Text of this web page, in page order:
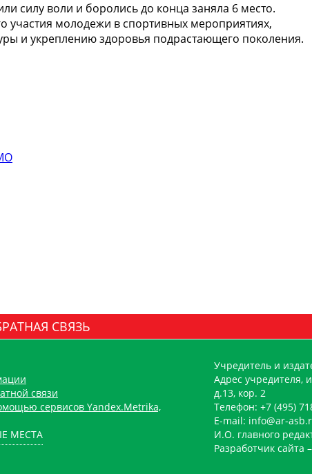
силу воли и боролись до конца заняла 6 место.
участия молодежи в спортивных мероприятиях,
и укреплению здоровья подрастающего поколения.
СВЯЗЬ
связи
сервисов Yandex.Metrika,
МЕСТА
Учредитель и
Адрес учредителя,
д.13, кор. 2
Телефон: +7 (495)
E-mail: info@ar-
И.О. главного
Разработчик сайта –